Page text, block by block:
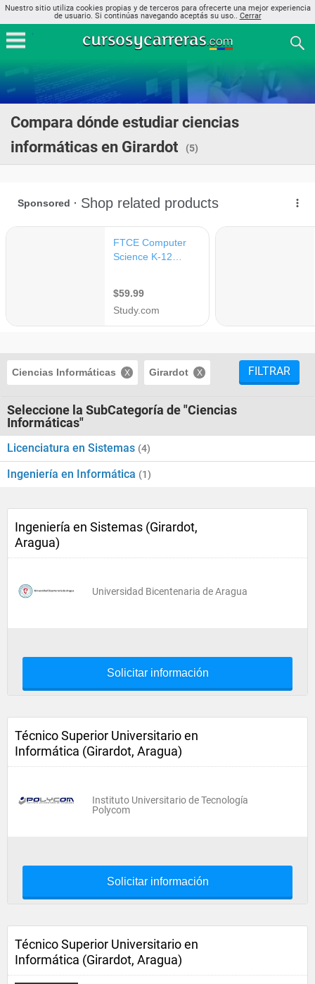
Nuestro sitio utiliza cookies propias y de terceros para ofrecerte una mejor experiencia
de usuario. Si continúas navegando aceptás su uso.. Cerrar
Compara dónde estudiar ciencias
informáticas en Girardot
(5)
Ciencias Informáticas Girardot FILTRAR
Seleccione la SubCategoría de "Ciencias
Informáticas"
Licenciatura en Sistemas (4)
Ingeniería en Informática (1)
Ingeniería en Sistemas (Girardot,
Aragua)
Universidad Bicentenaria de Aragua
Solicitar información
Técnico Superior Universitario en
Informática (Girardot, Aragua)
Instituto Universitario de Tecnología
Polycom
Solicitar información
Técnico Superior Universitario en
Informática (Girardot, Aragua)